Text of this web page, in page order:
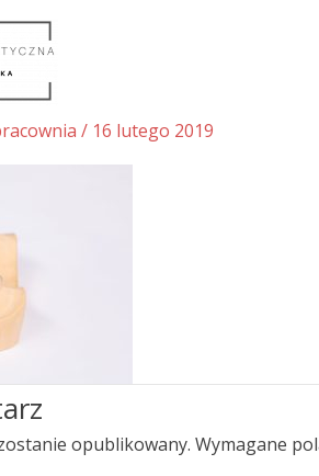
33-min
/ 16 lutego 2019
opublikowany. Wymagane